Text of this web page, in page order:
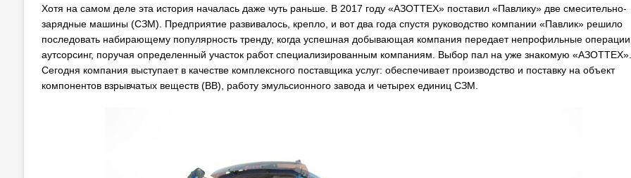
Хотя на самом деле эта история началась даже чуть раньше. В 2017 году «АЗОТТЕХ» поставил «Павлику» две смесительно-
зарядные машины (СЗМ). Предприятие развивалось, крепло, и вот два года спустя руководство компании «Павлик» решило
последовать набирающему популярность тренду, когда успешная добывающая компания передает непрофильные
аутсорсинг, поручая определенный участок работ специализированным компаниям. Выбор пал на уже знакомую «АЗОТТЕХ».
Сегодня компания выступает в качестве комплексного поставщика услуг: обеспечивает производство и поставку на объект
компонентов взрывчатых веществ (ВВ), работу эмульсионного завода и четырех единиц СЗМ.